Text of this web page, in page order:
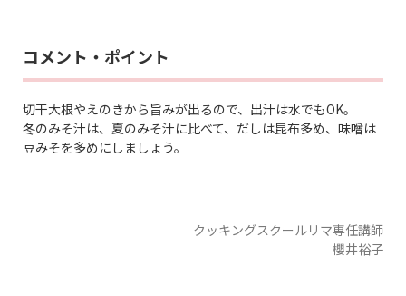
コメント・ポイント
切干大根やえのきから旨みが出るので、出汁は水でもOK。
冬のみそ汁は、夏のみそ汁に比べて、だしは昆布多め、味噌は
豆みそを多めにしましょう。
クッキングスクールリマ専任講師
櫻井裕子